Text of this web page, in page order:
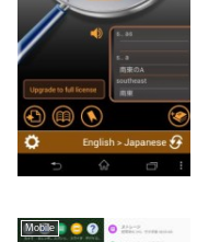
Mobile